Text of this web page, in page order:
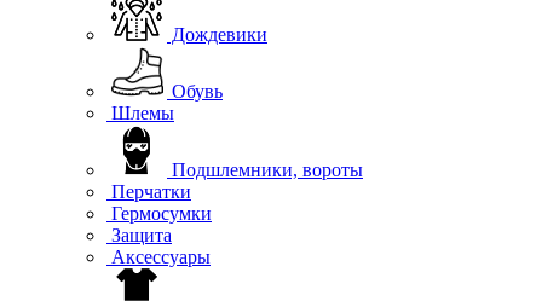
Дождевики
Обувь
Шлемы
Подшлемники, вороты
Перчатки
Гермосумки
Защита
Аксессуары